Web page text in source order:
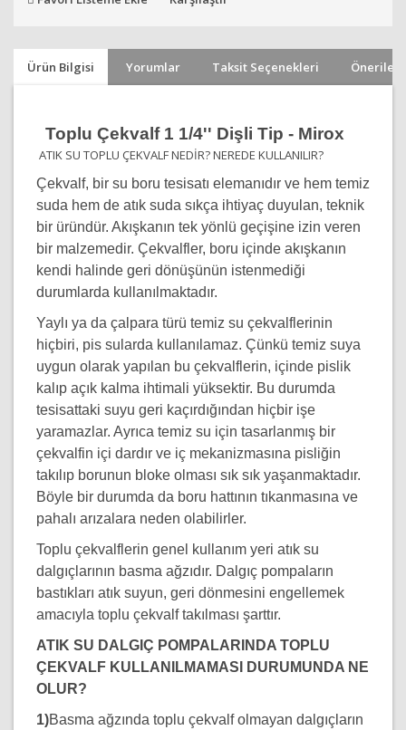
Ürün Bilgisi Yorumlar Taksit Seçenekleri
Toplu Çekvalf 1 1/4'' Dişli Tip - Mirox
ATIK SU TOPLU ÇEKVALF NEDİR? NEREDE KULLANILIR?
Çekvalf, bir su boru tesisatı elemanıdır ve hem temiz
suda hem de atık suda sıkça ihtiyaç duyulan, teknik
bir üründür. Akışkanın tek yönlü geçişine izin veren
bir malzemedir. Çekvalfler, boru içinde akışkanın
kendi halinde geri dönüşünün istenmediği
durumlarda kullanılmaktadır.
Yaylı ya da çalpara türü temiz su çekvalflerinin
hiçbiri, pis sularda kullanılamaz. Çünkü temiz suya
uygun olarak yapılan bu çekvalflerin, içinde pislik
kalıp açık kalma ihtimali yüksektir. Bu durumda
tesisattaki suyu geri kaçırdığından hiçbir işe
yaramazlar. Ayrıca temiz su için tasarlanmış bir
çekvalfin içi dardır ve iç mekanizmasına pisliğin
takılıp borunun bloke olması sık sık yaşanmaktadır.
Böyle bir durumda da boru hattının tıkanmasına ve
pahalı arızalara neden olabilirler.
Toplu çekvalflerin genel kullanım yeri atık su
dalgıçlarının basma ağzıdır. Dalgıç pompaların
bastıkları atık suyun, geri dönmesini engellemek
amacıyla toplu çekvalf takılması şarttır.
ATIK SU DALGIÇ POMPALARINDA TOPLU
ÇEKVALF KULLANILMAMASI DURUMUNDA NE
OLUR?
1)Basma ağzında toplu çekvalf olmayan dalgıçların